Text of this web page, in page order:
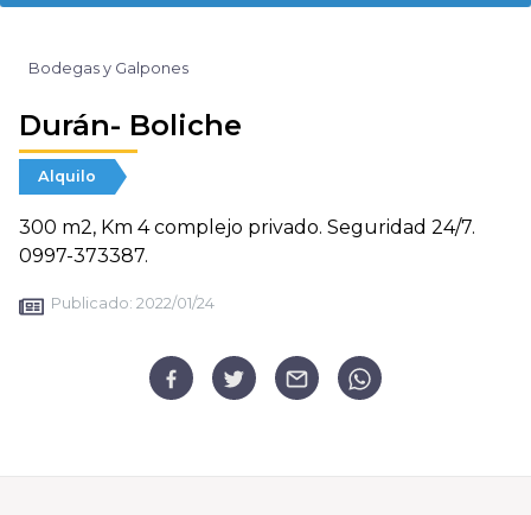
Bodegas y Galpones
Durán- Boliche
Alquilo
300 m2, Km 4 complejo privado. Seguridad 24/7.
0997-373387.
Publicado: 2022/01/24